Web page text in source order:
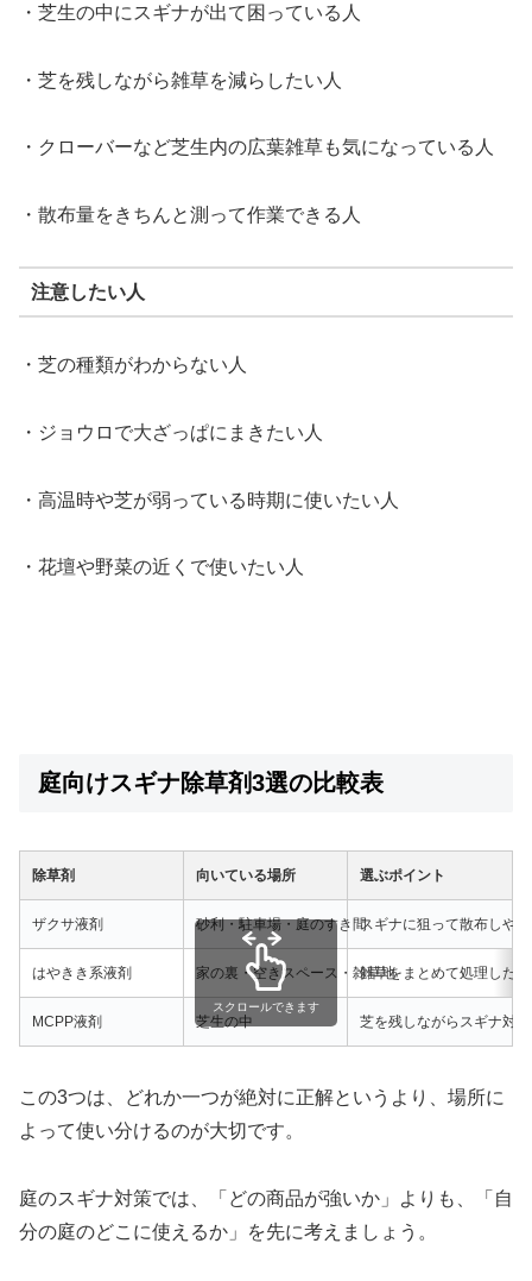
・芝生の中にスギナが出て困っている人
・芝を残しながら雑草を減らしたい人
・クローバーなど芝生内の広葉雑草も気になっている人
・散布量をきちんと測って作業できる人
注意したい人
・芝の種類がわからない人
・ジョウロで大ざっぱにまきたい人
・高温時や芝が弱っている時期に使いたい人
・花壇や野菜の近くで使いたい人
庭向けスギナ除草剤3選の比較表
除草剤 向いている場所 選ぶポイント
ザクサ液剤 砂利・駐車場・庭のすき間スギナに狙って散布しや
はやきき系液剤 家の裏・空きスペース・雑草地雑草をまとめて処理した
MCPP液剤 芝生の中 芝を残しながらスギナ対
スクロールできます
この3つは、どれか一つが絶対に正解というより、場所に
よって使い分けるのが大切です。
庭のスギナ対策では、「どの商品が強いか」よりも、「自
分の庭のどこに使えるか」を先に考えましょう。